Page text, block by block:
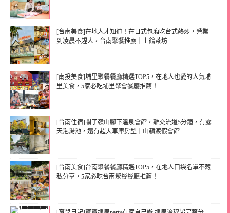
[台南美食]在地人才知道！在日式包廂吃台式熱炒，營業
到凌晨不趕人，台南聚餐推薦｜上鶴茶坊
[南投美食]埔里聚餐餐廳精選TOP5，在地人也愛的人氣埔
里美食，5家必吃埔里聚會餐廳推薦！
[台南住宿]關子嶺山腳下溫泉會館，離交流道5分鐘，有露
天泡湯池，還有超大車庫房型｜山籟渡假會館
[台南美食]台南聚餐餐廳精選TOP5，在地人口袋名單不藏
私分享，5家必吃台南聚餐餐廳推薦！